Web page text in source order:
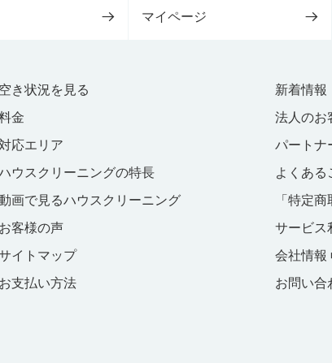
マイページ
空き状況を見る
金
対応エリア
ウスクリーニングの特長
画で見るハウスクリーニング
お客様の声
イトマップ
お支払い方法
新着情報
法人のお
パートナ
よくある
「特定
サービス
会社情報
お問い合